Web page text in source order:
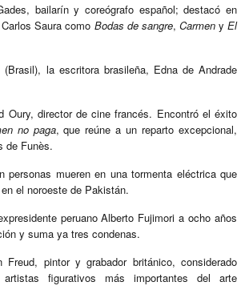
bailarín y coreógrafo español; destacó en
Saura como Bodas de sangre, CarmenyEl
la escritora brasileña, Edna de Andrade
Oury, director de cine francés. Encontró el éxito
no paga, que reúne a un reparto excepcional,
de Funès.
personas mueren en una tormenta eléctrica que
el noroeste de Pakistán.
peruano Alberto Fujimori a ocho años
y suma ya tres condenas.
Freud, pintor y grabador británico, considerado
figurativos más importantes del arte